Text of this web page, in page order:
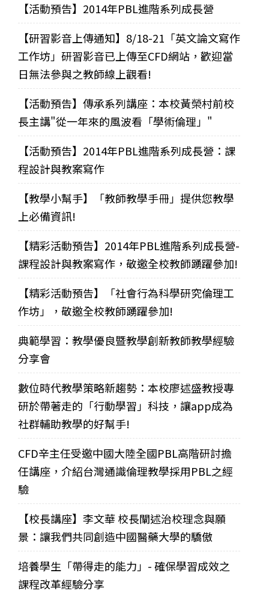
【活動預告】2014年PBL進階系列成長營
【研習影音上傳通知】8/18-21「英文論文寫作
工作坊」研習影音已上傳至CFD網站，歡迎當
日無法參與之教師線上觀看!
【活動預告】傳承系列講座：本校黃榮村前校
長主講"從一年來的風波看「學術倫理」"
【活動預告】2014年PBL進階系列成長營：課
程設計與教案寫作
【教學小幫手】「教師教學手冊」提供您教學
上必備資訊!
【精彩活動預告】2014年PBL進階系列成長營-
課程設計與教案寫作，敬邀全校教師踴躍參加!
【精彩活動預告】「社會行為科學研究倫理工
作坊」，敬邀全校教師踴躍參加!
典範學習：教學優良暨教學創新教師教學經驗
分享會
數位時代教學策略新趨勢：本校廖述盛教授專
研於帶著走的「行動學習」科技，讓app成為
社群輔助教學的好幫手!
CFD辛主任受邀中國大陸全國PBL高階研討擔
任講座，介紹台灣通識倫理教學採用PBL之經
驗
【校長講座】李文華 校長闡述治校理念與願
景：讓我們共同創造中國醫藥大學的驕傲
培養學生「帶得走的能力」- 確保學習成效之
課程改革經驗分享